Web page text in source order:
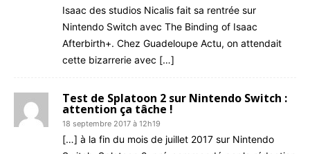
Isaac des studios Nicalis fait sa rentrée sur
Nintendo Switch avec The Binding of Isaac
Afterbirth+. Chez Guadeloupe Actu, on attendait
cette bizarrerie avec […]
Test de Splatoon 2 sur Nintendo Switch :
attention ça tâche !
18 septembre 2017 à 12h19
[…] à la fin du mois de juillet 2017 sur Nintendo